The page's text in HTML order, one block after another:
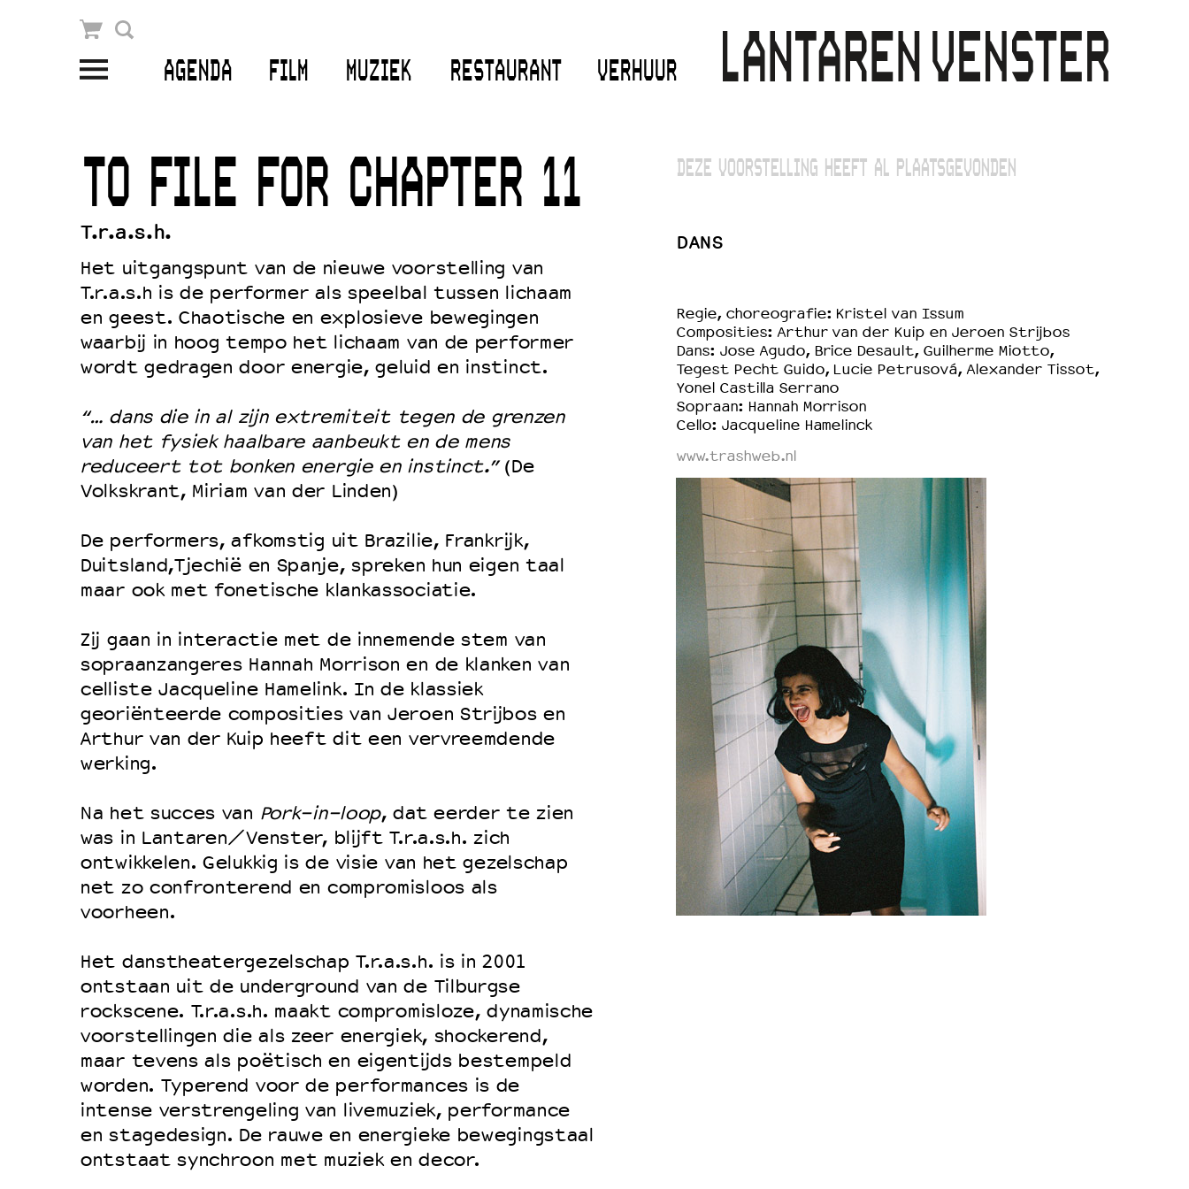
AGENDA FILM MUZIEK RESTAURANT VERHUUR
Winkelmandje
Openingstijden & contact
Bereikbaarheid
Kaartverkoop
EDUCATIE
Schoolvoorstellingen
Filmprogramma’s Primair Onderwijs
Speciale educatieprogramma’s
OVER LANTARENVENSTER
Wat we doen
Werken bij
Wie is wie
Word vriend
Historie
Partners
Huisregels
Privacyverklaring
Duurzaamheid
Culturele boycot Israël
Ruimte voor artistieke vrijheid – VNPF
TO FILE FOR CHAPTER 11
T.r.a.s.h.
Het uitgangspunt van de nieuwe voorstelling van
T.r.a.s.h is de performer als speelbal tussen lichaam
en geest. Chaotische en explosieve bewegingen
waarbij in hoog tempo het lichaam van de performer
wordt gedragen door energie, geluid en instinct.
“… dans die in al zijn extremiteit tegen de grenzen
van het fysiek haalbare aanbeukt en de mens
reduceert tot bonken energie en instinct.”(De
Volkskrant, Miriam van der Linden)
De performers, afkomstig uit Brazilie, Frankrijk,
Duitsland,Tjechië en Spanje, spreken hun eigen taal
maar ook met fonetische klankassociatie.
Zij gaan in interactie met de innemende stem van
sopraanzangeres Hannah Morrison en de klanken van
celliste Jacqueline Hamelink. In de klassiek
georiënteerde composities van Jeroen Strijbos en
Arthur van der Kuip heeft dit een vervreemdende
werking.
Na het succes van Pork-in-loop, dat eerder te zien
was in Lantaren/Venster, blijft T.r.a.s.h. zich
ontwikkelen. Gelukkig is de visie van het gezelschap
net zo confronterend en compromisloos als
voorheen.
Het danstheatergezelschap T.r.a.s.h. is in 2001
ontstaan uit de underground van de Tilburgse
rockscene. T.r.a.s.h. maakt compromisloze, dynamische
voorstellingen die als zeer energiek, shockerend,
maar tevens als poëtisch en eigentijds bestempeld
worden. Typerend voor de performances is de
intense verstrengeling van livemuziek, performance
en stagedesign. De rauwe en energieke bewegingstaal
ontstaat synchroon met muziek en decor.
DEZE VOORSTELLING HEEFT AL PLAATSGEVONDEN
DANS
Regie, choreografie: Kristel van Issum
Composities: Arthur van der Kuip en Jeroen Strijbos
Dans: Jose Agudo, Brice Desault, Guilherme Miotto,
Tegest Pecht Guido, Lucie Petrusová, Alexander Tissot,
Yonel Castilla Serrano
Sopraan: Hannah Morrison
Cello: Jacqueline Hamelinck
www.trashweb.nl